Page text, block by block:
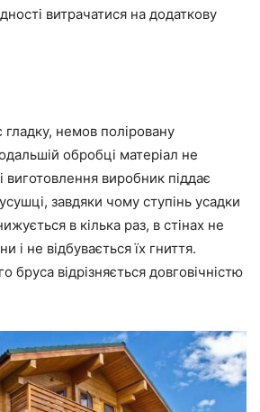
витрачатися на додаткову
немов поліровану
обробці матеріал не
виготовлення виробник піддає
завдяки чому ступінь усадки
в кілька раз, в стінах не
і не відбувається їх гниття.
бруса відрізняється довговічністю